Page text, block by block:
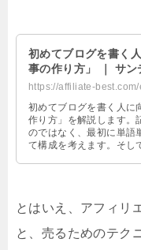
初めてブログを書く
事の作り方」 ｜ サン
https://affiliate-
初めてブログを書く人に
作り方」を解説します。
のではなく、最初に単語
て構成を考えます。そし
とはいえ、アフィリ
と、売るためのテク